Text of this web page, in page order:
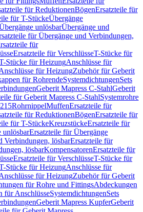
für ReduktionenBögenErsatzteile für
für T-StückeÜbergänge
unlösbarÜbergänge und
für Übergänge und Verbindungen,
für
Ersatzteile für VerschlüsseT-Stücke für
Stücke für HeizungAnschlüsse für
für HeizungZubehör für Geberit
für RohrendeSystemdichtungenSets
Geberit Mapress C-StahlGeberit
für Geberit Mapress C-StahlSystemrohre
RohrnippelMuffenErsatzteile für
für ReduktionenBögenErsatzteile für
für T-StückeKreuzstückeErsatzteile für
unlösbarErsatzteile für Übergänge
Verbindungen, lösbarErsatzteile für
lösbarKompensatorenErsatzteile für
Ersatzteile für VerschlüsseT-Stücke für
Stücke für HeizungAnschlüsse für
für HeizungZubehör für Geberit
für Rohre und FittingsAbdeckungen
für AnschlüsseSystemdichtungenSets
Geberit Mapress KupferGeberit